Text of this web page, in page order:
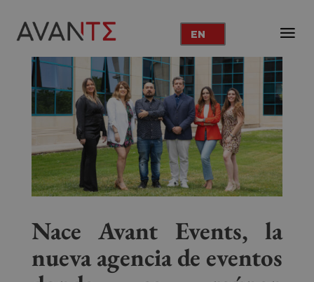
EN
Nace Avant Events, la
nueva agencia de eventos